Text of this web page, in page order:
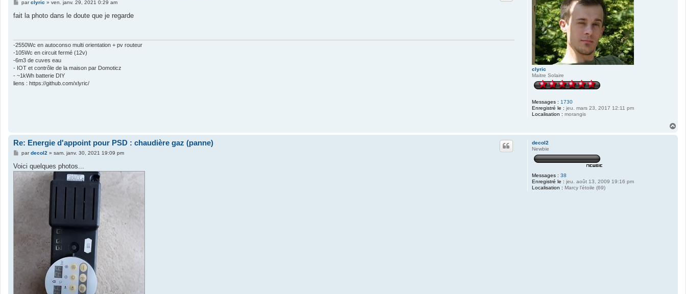
clyric
Maitre Solaire
Messages : 1730
Enregistré le : jeu. mars 23, 2017 12:11 pm
Localisation : morangis
M
s
parclyric » ven. janv. 29, 2021 0:29 am
fait la photo dans le doute que je regarde
-2550Wc en autoconso multi orientation + pv routeur
-105Wc en circuit fermé (12v)
-6m3 de cuves eau
- IOT et contrôle de la maison par Domoticz
- ~1kWh batterie DIY
liens : https://github.com/xlyric/
decol2
Newbie
Messages : 38
Enregistré le : jeu. août 13, 2009 19:16 pm
Localisation : Marcy l'étoile (69)
Re: Energie d'appoint pour PSD : chaudière gaz (panne)
M
s
s
a
pardecol2 » sam. janv. 30, 2021 19:09 pm
Voici quelques photos...